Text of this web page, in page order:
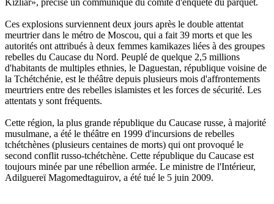
Ces explosions surviennent deux jours après le double attentat
meurtrier dans le métro de Moscou, qui a fait 39 morts et que les
autorités ont attribués à deux femmes kamikazes liées à des groupes
rebelles du Caucase du Nord. Peuplé de quelque 2,5 millions
d'habitants de multiples ethnies, le Daguestan, république voisine de
la Tchétchénie, est le théâtre depuis plusieurs mois d'affrontements
meurtriers entre des rebelles islamistes et les forces de sécurité. Les
attentats y sont fréquents.
Cette région, la plus grande république du Caucase russe, à majorité
musulmane, a été le théâtre en 1999 d'incursions de rebelles
tchétchènes (plusieurs centaines de morts) qui ont provoqué le
second conflit russo-tchétchène. Cette république du Caucase est
toujours minée par une rébellion armée. Le ministre de l'Intérieur,
Adilguereï Magomedtaguirov, a été tué le 5 juin 2009.